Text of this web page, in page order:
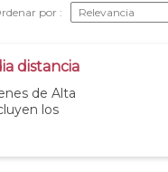
por
distancia
de Alta
los